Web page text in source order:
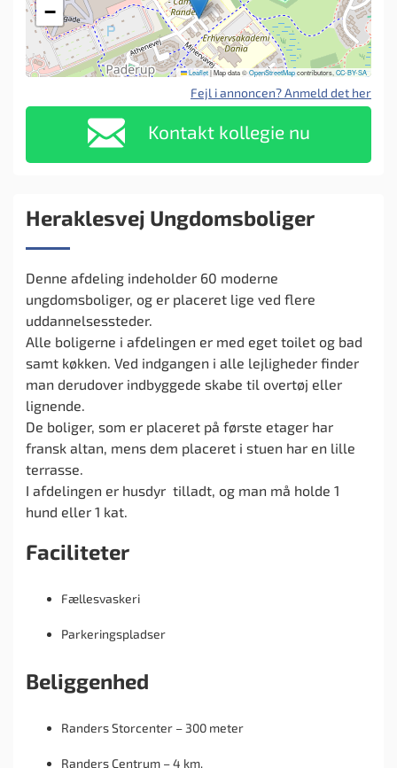
−
Leaflet|Map data ©OpenStreetMapcontributors,CC-BY-SA
Fejl i annoncen? Anmeld det her
Kontakt kollegie nu
Heraklesvej Ungdomsboliger
Denne afdeling indeholder 60 moderne
ungdomsboliger, og er placeret lige ved flere
uddannelsessteder.
Alle boligerne i afdelingen er med eget toilet og bad
samt køkken. Ved indgangen i alle lejligheder finder
man derudover indbyggede skabe til overtøj eller
lignende.
De boliger, som er placeret på første etager har
fransk altan, mens dem placeret i stuen har en lille
terrasse.
I afdelingen er husdyr tilladt, og man må holde 1
hund eller 1 kat.
Faciliteter
Fællesvaskeri
Parkeringspladser
Beliggenhed
Randers Storcenter – 300 meter
Randers Centrum – 4 km.